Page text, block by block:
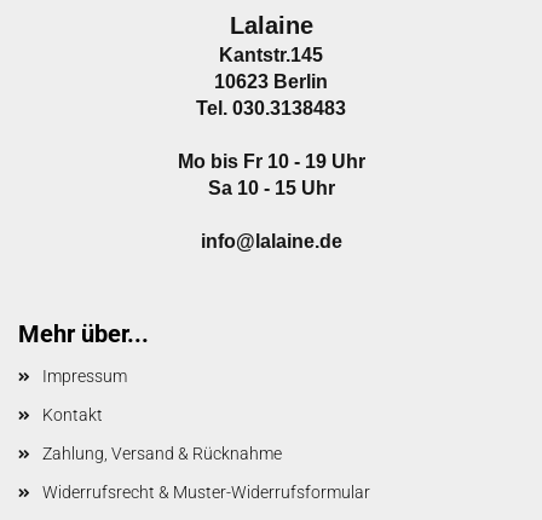
Lalaine
Kantstr.145
10623 Berlin
Tel. 030.3138483
Mo bis Fr 10 - 19 Uhr
Sa 10 - 15 Uhr
info@lalaine.de
Mehr über...
Impressum
Kontakt
Zahlung, Versand & Rücknahme
Widerrufsrecht & Muster-Widerrufsformular